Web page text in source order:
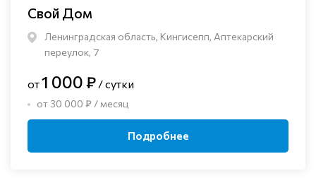
Свой Дом
Ленинградская область, Кингисепп, Аптекарский
переулок, 7
от1 000 ₽ / сутки
от 30 000 ₽ / месяц
Подробнее